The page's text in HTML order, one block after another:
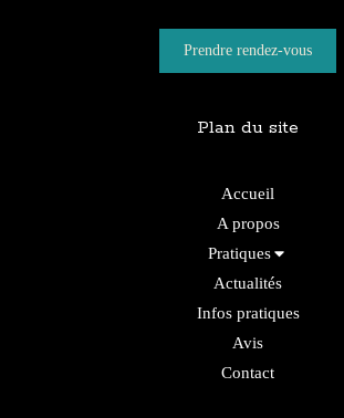
Prendre rendez-vous
Plan du site
Accueil
A propos
Pratiques
Actualités
Infos pratiques
Avis
Contact